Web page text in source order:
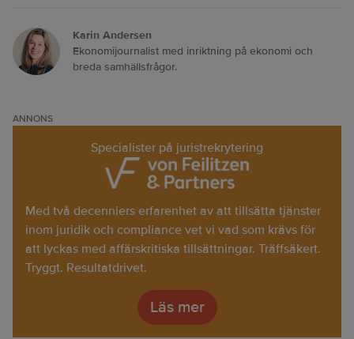
Karin Andersen
Ekonomijournalist med inriktning på ekonomi och
breda samhällsfrågor.
ANNONS
Specialister på juristrekrytering
Med två decenniers erfarenhet av att tillsätta tjänster
inom juridik och compliance vet vi vad som krävs för
att lyckas med affärskritiska tillsättningar. Träffsäkert.
Tryggt. Resultatdrivet.
Läs mer